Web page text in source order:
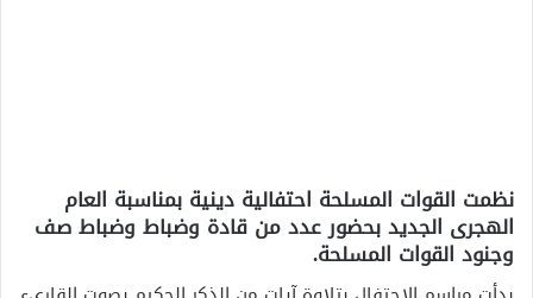
نظمت القوات المسلحة احتفالية دينية بمناسبة العام
الهجرى الجديد بحضور عدد من قادة وضباط ‏وضباط صف
وجنود القوات المسلحة.‏